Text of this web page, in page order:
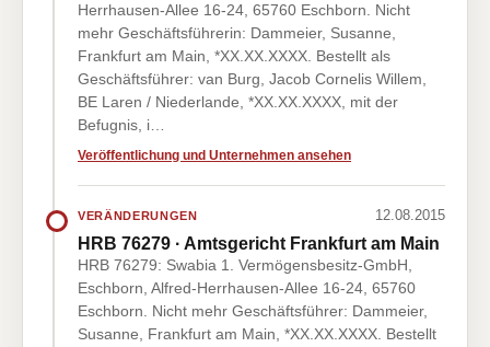
Herrhausen-Allee 16-24, 65760 Eschborn. Nicht
mehr Geschäftsführerin: Dammeier, Susanne,
Frankfurt am Main, *XX.XX.XXXX. Bestellt als
Geschäftsführer: van Burg, Jacob Cornelis Willem,
BE Laren / Niederlande, *XX.XX.XXXX, mit der
Befugnis, i…
Veröffentlichung und Unternehmen ansehen
VERÄNDERUNGEN 12.08.2015
HRB 76279 · Amtsgericht Frankfurt am Main
HRB 76279: Swabia 1. Vermögensbesitz-GmbH,
Eschborn, Alfred-Herrhausen-Allee 16-24, 65760
Eschborn. Nicht mehr Geschäftsführer: Dammeier,
Susanne, Frankfurt am Main, *XX.XX.XXXX. Bestellt